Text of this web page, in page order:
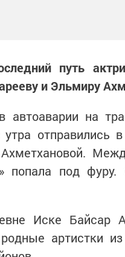
путь
и Эльмиру
автоаварии на
отправились
попала под фуру.
Иске Байсар
артистки